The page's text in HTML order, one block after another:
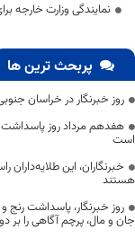
نمایندگی وزارت خارجه
پربحث ترین ها
روز خبرنگار در خراسان
هفدهم مرداد روز
است
خبرنگاران، این
هستند
روز خبرنگار، پاسداشت
جان و مال، پرچم آگاهی را